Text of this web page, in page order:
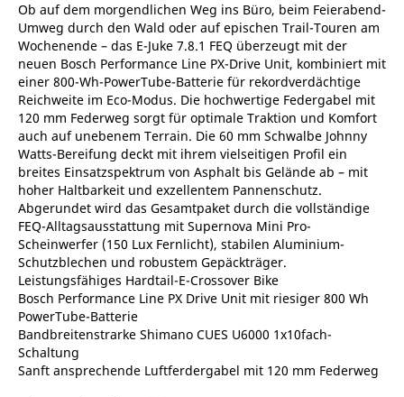
Ob auf dem morgendlichen Weg ins Büro, beim Feierabend-
Umweg durch den Wald oder auf epischen Trail-Touren am
Wochenende – das E-Juke 7.8.1 FEQ überzeugt mit der
neuen Bosch Performance Line PX-Drive Unit, kombiniert mit
einer 800-Wh-PowerTube-Batterie für rekordverdächtige
Reichweite im Eco-Modus. Die hochwertige Federgabel mit
120 mm Federweg sorgt für optimale Traktion und Komfort
auch auf unebenem Terrain. Die 60 mm Schwalbe Johnny
Watts-Bereifung deckt mit ihrem vielseitigen Profil ein
breites Einsatzspektrum von Asphalt bis Gelände ab – mit
hoher Haltbarkeit und exzellentem Pannenschutz.
Abgerundet wird das Gesamtpaket durch die vollständige
FEQ-Alltagsausstattung mit Supernova Mini Pro-
Scheinwerfer (150 Lux Fernlicht), stabilen Aluminium-
Schutzblechen und robustem Gepäckträger.
Leistungsfähiges Hardtail-E-Crossover Bike
Bosch Performance Line PX Drive Unit mit riesiger 800 Wh
PowerTube-Batterie
Bandbreitenstrarke Shimano CUES U6000 1x10fach-
Schaltung
Sanft ansprechende Luftferdergabel mit 120 mm Federweg